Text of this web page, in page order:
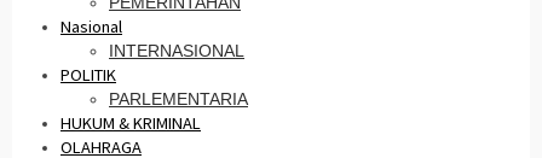
Nasional
INTERNASIONAL
POLITIK
PARLEMENTARIA
HUKUM & KRIMINAL
OLAHRAGA